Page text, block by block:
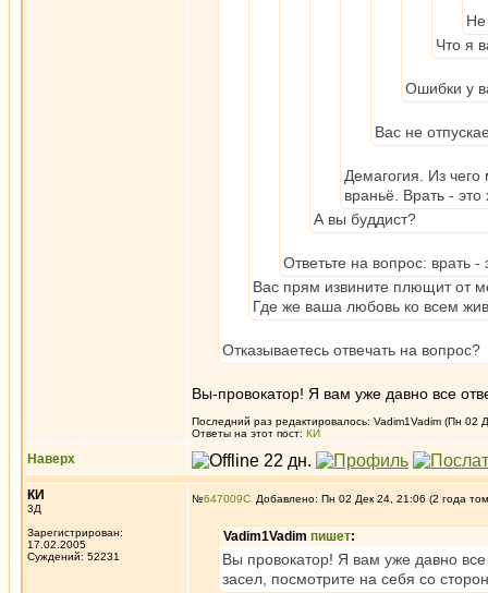
Не
Что я
Ошибки у
Вас не
Демагогия. Из чего
враньё. Врать -
А вы буддист?
Ответьте на вопрос: врать
Вас прям извините плющит от
Где же ваша любовь ко всем
Отказываетесь отвечать на вопрос?
Вы-провокатор! Я вам уже давно все
Последний раз редактировалось: Vadim1Vadim (Пн 02
Ответы на этот пост: КИ
Наверх
КИ
3Д
Зарегистрирован:
17.02.2005
Суждений: 52231
№647009 Добавлено: Пн 02 Дек 24, 21:06 (2 года
Vadim1Vadim пишет:
Вы провокатор! Я вам уже давно
засел, посмотрите на себя со